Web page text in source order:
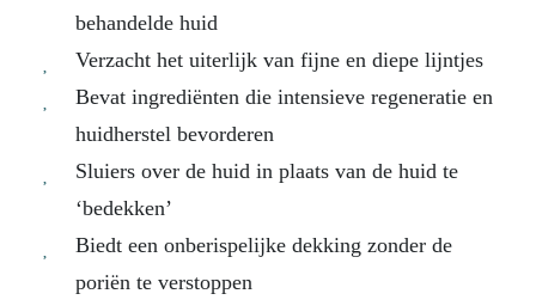
behandelde huid
Verzacht het uiterlijk van fijne en diepe lijntjes
Bevat ingrediënten die intensieve regeneratie en
huidherstel bevorderen
Sluiers over de huid in plaats van de huid te
‘bedekken’
Biedt een onberispelijke dekking zonder de
poriën te verstoppen